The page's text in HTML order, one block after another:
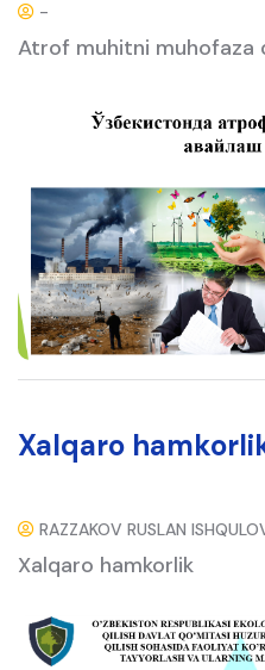
-
Atrof muhitni muhofaza
Xalqaro
RAZZAKOV RUSLAN
Xalqaro hamkorlik